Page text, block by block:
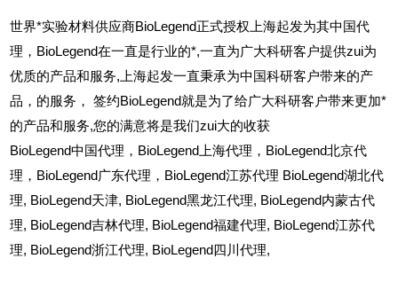
世界*实验材料供应商BioLegend正式授权上海起发为其中国代
理，BioLegend在一直是行业的*,一直为广大科研客户提供zui为
优质的产品和服务,上海起发一直秉承为中国科研客户带来的产
品，的服务，
签约BioLegend就是为了给广大科研客户带来更加*
的产品和服务,您的满意将是我们zui大的收获
BioLegend中国代理，BioLegend上海代理，BioLegend北京代
理，BioLegend广东代理，BioLegend江苏代理 BioLegend湖北代
理, BioLegend天津, BioLegend黑龙江代理, BioLegend内蒙古代
理, BioLegend吉林代理, BioLegend福建代理, BioLegend江苏代
理, BioLegend浙江代理, BioLegend 四川代理,